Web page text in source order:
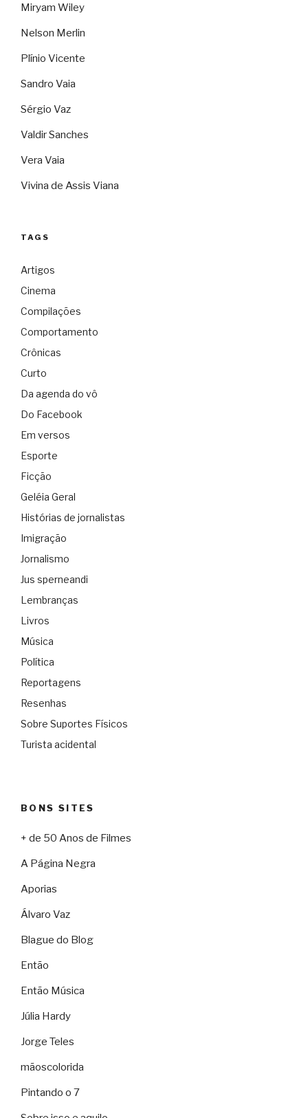
Miryam Wiley
Nelson Merlin
Plínio Vicente
Sandro Vaia
Sérgio Vaz
Valdir Sanches
Vera Vaia
Vivina de Assis Viana
TAGS
Artigos
Cinema
Compilações
Comportamento
Crônicas
Curto
Da agenda do vô
Do Facebook
Em versos
Esporte
Ficção
Geléia Geral
Histórias de jornalistas
Imigração
Jornalismo
Jus sperneandi
Lembranças
Livros
Música
Política
Reportagens
Resenhas
Sobre Suportes Físicos
Turista acidental
BONS SITES
+ de 50 Anos de Filmes
A Página Negra
Aporias
Álvaro Vaz
Blague do Blog
Então
Então Música
Júlia Hardy
Jorge Teles
mãoscolorida
Pintando o 7